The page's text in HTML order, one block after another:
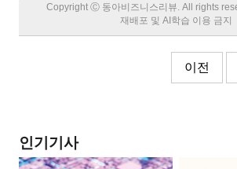
Copyright Ⓒ 동아비즈니스리뷰. All rights
재배포 및 AI학습 이용 금지
이전
인기기사